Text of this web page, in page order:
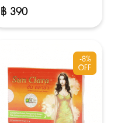
฿ 390
-8%
OFF